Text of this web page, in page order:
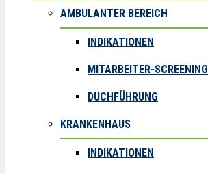
AMBULANTER BEREICH
INDIKATIONEN
MITARBEITER-SCREENING
DUCHFÜHRUNG
KRANKENHAUS
INDIKATIONEN